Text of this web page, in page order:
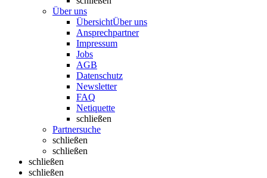
Über uns
ÜbersichtÜber uns
Ansprechpartner
Impressum
Jobs
AGB
Datenschutz
Newsletter
FAQ
Netiquette
schließen
Partnersuche
schließen
schließen
schließen
schließen